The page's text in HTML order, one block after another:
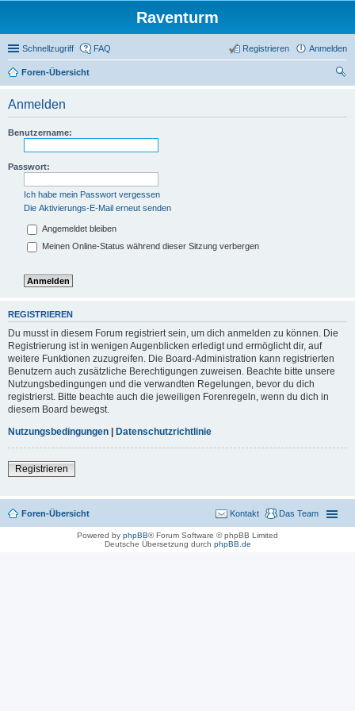
Raventurm
Schnellzugriff FAQ Anmelden
Registrieren
Foren-Übersicht
Anmelden
Benutzername:
Passwort:
Ich habe mein Passwort vergessen
Die Aktivierungs-E-Mail erneut senden
Angemeldet bleiben
Meinen Online-Status während dieser Sitzung verbergen
REGISTRIEREN
Du musst in diesem Forum registriert sein, um dich anmelden zu können. Die
Registrierung ist in wenigen Augenblicken erledigt und ermöglicht dir, auf
weitere Funktionen zuzugreifen. Die Board-Administration kann registrierten
Benutzern auch zusätzliche Berechtigungen zuweisen. Beachte bitte unsere
Nutzungsbedingungen und die verwandten Regelungen, bevor du dich
registrierst. Bitte beachte auch die jeweiligen Forenregeln, wenn du dich in
diesem Board bewegst.
Nutzungsbedingungen | Datenschutzrichtlinie
Registrieren
Foren-Übersicht Das Team
Kontakt
Powered by phpBB® Forum Software © phpBB Limited
Deutsche Übersetzung durch phpBB.de